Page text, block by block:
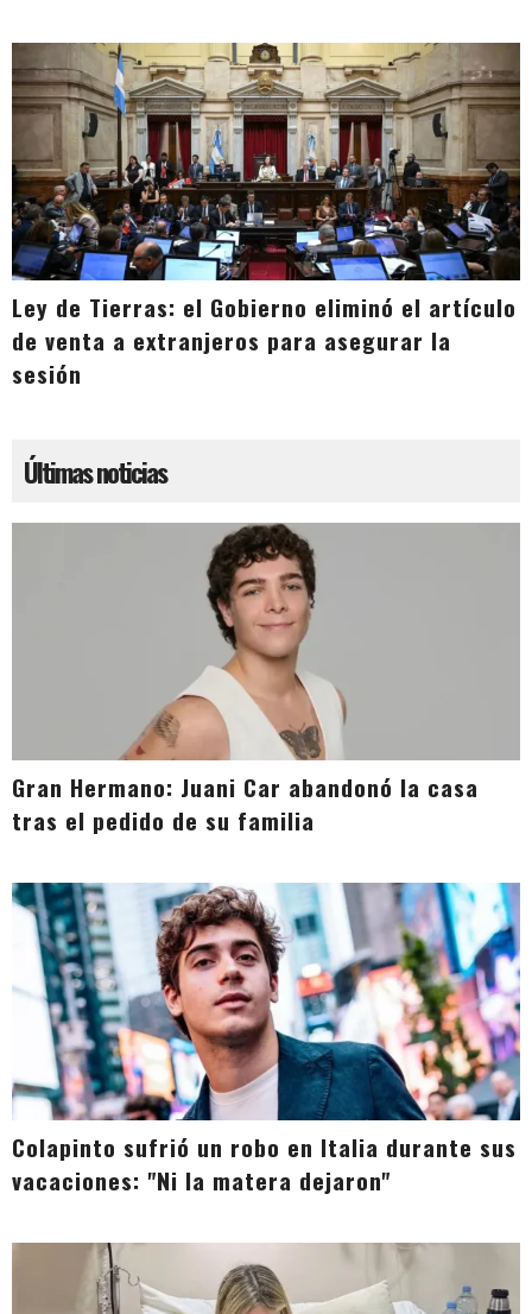
Ley de Tierras: el Gobierno eliminó el artículo
de venta a extranjeros para asegurar la
sesión
Últimas noticias
Gran Hermano: Juani Car abandonó la casa
tras el pedido de su familia
Colapinto sufrió un robo en Italia durante sus
vacaciones: "Ni la matera dejaron"